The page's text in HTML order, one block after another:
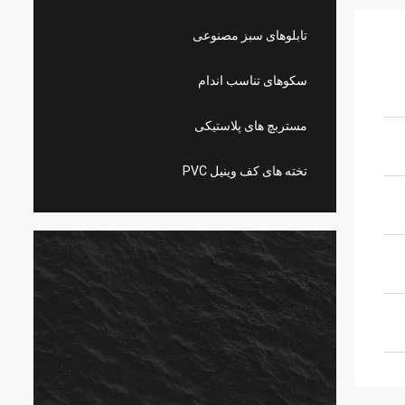
تابلوهای سبز مصنوعی
سکوهای تناسب اندام
مستربچ های پلاستیکی
تخته های کف وینیل PVC